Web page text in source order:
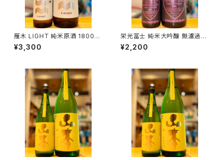
雁木 LIGHT 純米原酒 1800ml
１本（八百新酒造・山口県岩国市
今津町）
¥3,300
栄光冨士 純米大吟醸 無濾過生
原酒 CRIMSONGLORY PINK
SAPPHIRE 720ml １本（冨士
¥2,200